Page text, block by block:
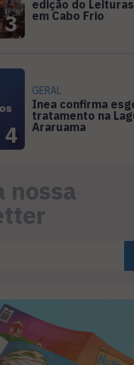
3
edição do
em Cabo Frio
4
GERAL
Inea confirma
tratamento na
Araruama
nossa